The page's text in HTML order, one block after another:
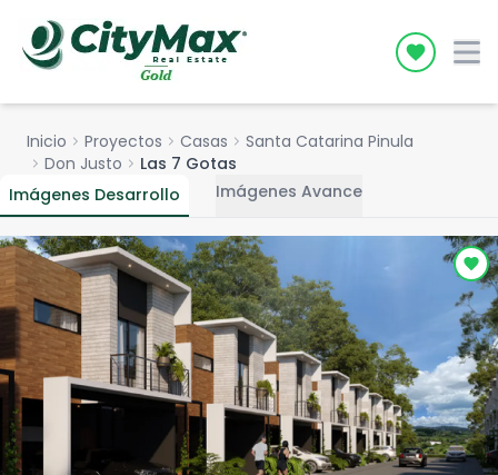
Icon
Inicio chevron_right Proyectos chevron_right Casas chevron_right Santa Catarina Pinula
chevron_right Don Justo chevron_right Las 7 Gotas
Imágenes Desarrollo
Imágenes Avance